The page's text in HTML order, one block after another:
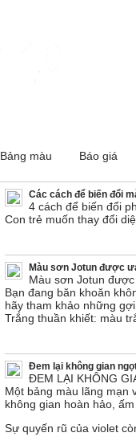
Bảng màu Báo giá
Các cách để biến đổi
4 cách để biến đổi
Con trẻ muốn thay đổi
Màu sơn Jotun được
Màu sơn Jotun
Bạn đang băn khoăn
hãy tham khảo những
Trắng thuần khiết: màu
Đem lại không gian
ĐEM LẠI KHÔNG
Một bảng màu lãng mạn
không gian hoàn hảo, ấm
Sự quyến rũ của violet